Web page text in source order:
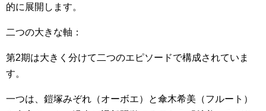
的に展開します。
二つの大きな軸：
第2期は大きく分けて二つのエピソードで構成されていま
す。
一つは、鎧塚みぞれ（オーボエ）と傘木希美（フルート）